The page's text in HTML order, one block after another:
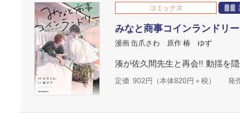
コミックス
みなと商事コインランドリ
漫画 缶爪さわ 原作 椿 ゆず
湊が佐久間先生と再会!! 動揺を
定価 902 円（本体820円＋税） 発